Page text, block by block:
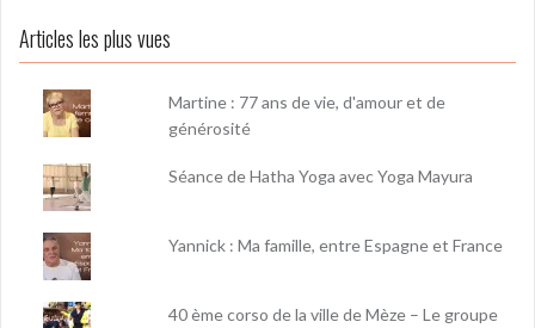
Articles les plus vues
Martine : 77 ans de vie, d'amour et de
générosité
Séance de Hatha Yoga avec Yoga Mayura
Yannick : Ma famille, entre Espagne et France
40 ème corso de la ville de Mèze – Le groupe